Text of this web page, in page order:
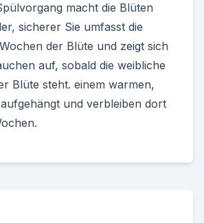
macht die Blüten
sicherer Sie umfasst die
der Blüte und zeigt sich
auf, sobald die weibliche
Blüte steht. einem warmen,
und verbleiben dort